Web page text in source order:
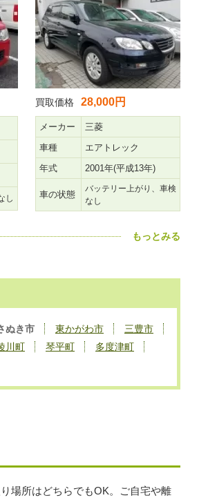
し
買取価格 28,000円
メーカー
三菱
車種
エアトレック
年式
2001年(平成13年)
車の状態
バッテリー上がり、車検
なし
もっとみる
ぬき市 東かがわ市
三豊市
川町 琴平町
多度津町
場所はどちらでもOK。ご自宅や離